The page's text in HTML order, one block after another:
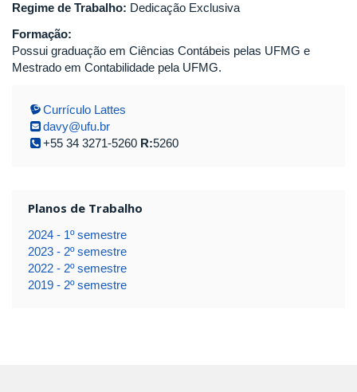
Regime de Trabalho: Dedicação Exclusiva
Formação:
Possui graduação em Ciências Contábeis pelas UFMG e
Mestrado em Contabilidade pela UFMG.
Currículo Lattes
davy@ufu.br
+55 34 3271-5260 R:5260
Planos de Trabalho
2024 - 1º semestre
2023 - 2º semestre
2022 - 2º semestre
2019 - 2º semestre